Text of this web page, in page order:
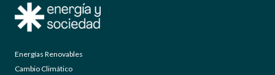
Energías Renovables
Cambio Climático